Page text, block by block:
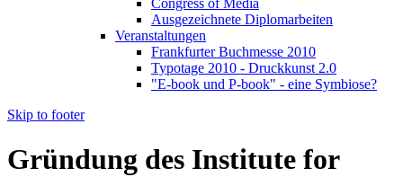
Congress of Media
Ausgezeichnete Diplomarbeiten
Veranstaltungen
Frankfurter Buchmesse 2010
Typotage 2010 - Druckkunst 2.0
"E-book und P-book" - eine Symbiose?
Skip to footer
Gründung des Institute for